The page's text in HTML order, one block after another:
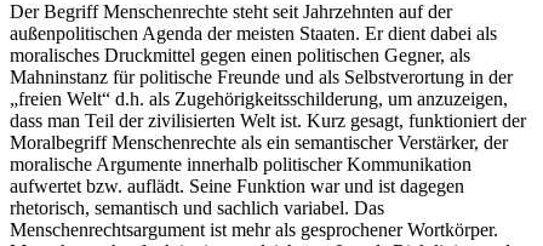
Der Begriff Menschenrechte steht seit Jahrzehnten auf der
außenpolitischen Agenda der meisten Staaten. Er dient dabei als
moralisches Druckmittel gegen einen politischen Gegner, als
Mahninstanz für politische Freunde und als Selbstverortung in der
„freien Welt“ d.h. als Zugehörigkeitsschilderung, um anzuzeigen,
dass man Teil der zivilisierten Welt ist. Kurz gesagt, funktioniert der
Moralbegriff Menschenrechte als ein semantischer Verstärker, der
moralische Argumente innerhalb politischer Kommunikation
aufwertet bzw. auflädt. Seine Funktion war und ist dagegen
rhetorisch, semantisch und sachlich variabel. Das
Menschenrechtsargument ist mehr als gesprochener Wortkörper.